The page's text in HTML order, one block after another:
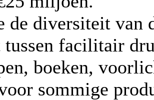
de diversiteit van
tussen facilitair
boeken,
sommige